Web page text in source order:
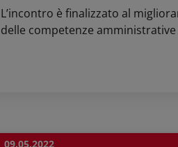
L’incontro è finalizzato al
delle competenze amministrative
09.05.2022